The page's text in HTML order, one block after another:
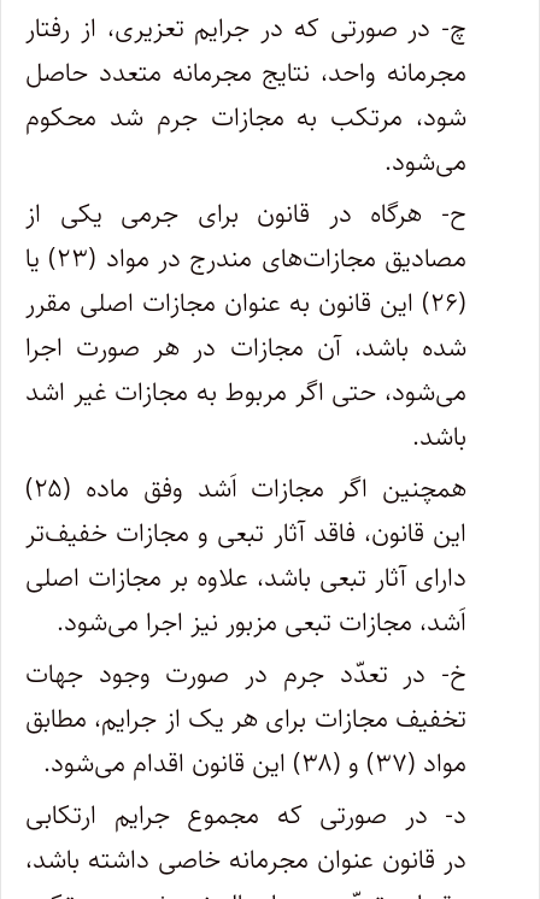
چ- در صورتی که در جرایم تعزیری، از رفتار
مجرمانه واحد، نتایج مجرمانه متعدد حاصل
شود، مرتکب به مجازات جرم شد محکوم
می‌شود.
ح- هرگاه در قانون برای جرمی یکی از
مصادیق مجازات‌های مندرج در مواد (۲۳) یا
(۲۶) این قانون به عنوان مجازات اصلی مقرر
شده باشد، آن مجازات در هر صورت اجرا
می‌شود، حتی اگر مربوط به مجازات غیر اشد
باشد.
همچنین اگر مجازات اَشد وفق ماده (۲۵)
این قانون، فاقد آثار تبعی و مجازات خفیف‌تر
دارای آثار تبعی باشد، علاوه بر مجازات اصلی
اَشد، مجازات تبعی مزبور نیز اجرا می‌شود.
خ- در تعدّد جرم در صورت وجود جهات
تخفیف مجازات برای هر یک از جرایم، مطابق
مواد (۳۷) و (۳۸) این قانون اقدام می‌شود.
د- در صورتی که مجموع جرایم ارتکابی
در قانون عنوان مجرمانه خاصی داشته باشد،